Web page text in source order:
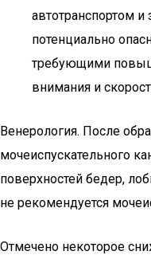
автотранспортом и
потенциально
требующими
внимания и
Венерология. После
мочеиспускательного
поверхностей бедер,
не рекомендуется
Отмечено некоторое